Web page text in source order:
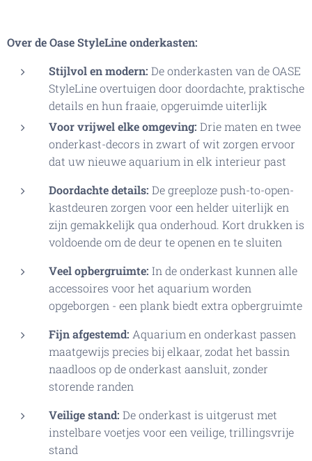
Over de OaseStyleLineonderkasten:
Stijlvol en modern: De onderkasten van de OASE
StyleLine overtuigen door doordachte, praktische
details en hun fraaie, opgeruimde uiterlijk
Voor vrijwel elke omgeving: Drie maten en twee
onderkast-decors in zwart of wit zorgen ervoor
dat uw nieuwe aquarium in elk interieur past
Doordachte details: De greeploze push-to-open-
kastdeuren zorgen voor een helder uiterlijk en
zijn gemakkelijk qua onderhoud. Kort drukken is
voldoende om de deur te openen en te sluiten
Veel opbergruimte: In de onderkast kunnen alle
accessoires voor het aquarium worden
opgeborgen - een plank biedt extra opbergruimte
Fijn afgestemd: Aquarium en onderkast passen
maatgewijs precies bij elkaar, zodat het bassin
naadloos op de onderkast aansluit, zonder
storende randen
Veilige stand: De onderkast is uitgerust met
instelbare voetjes voor een veilige, trillingsvrije
stand